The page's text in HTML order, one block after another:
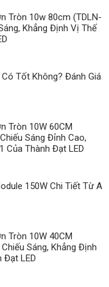
Tròn 10w 80cm (TDLN-
Khẳng Định Vị Thế
Tốt Không? Đánh Giá
Tròn 10W 60CM
Sáng Đỉnh Cao,
Của Thành Đạt LED
150W Chi Tiết Từ A
Tròn 10W 40CM
Sáng, Khẳng Định
Đạt LED